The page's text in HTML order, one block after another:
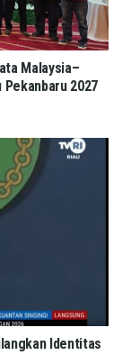
Malaysia–
2027
Identitas